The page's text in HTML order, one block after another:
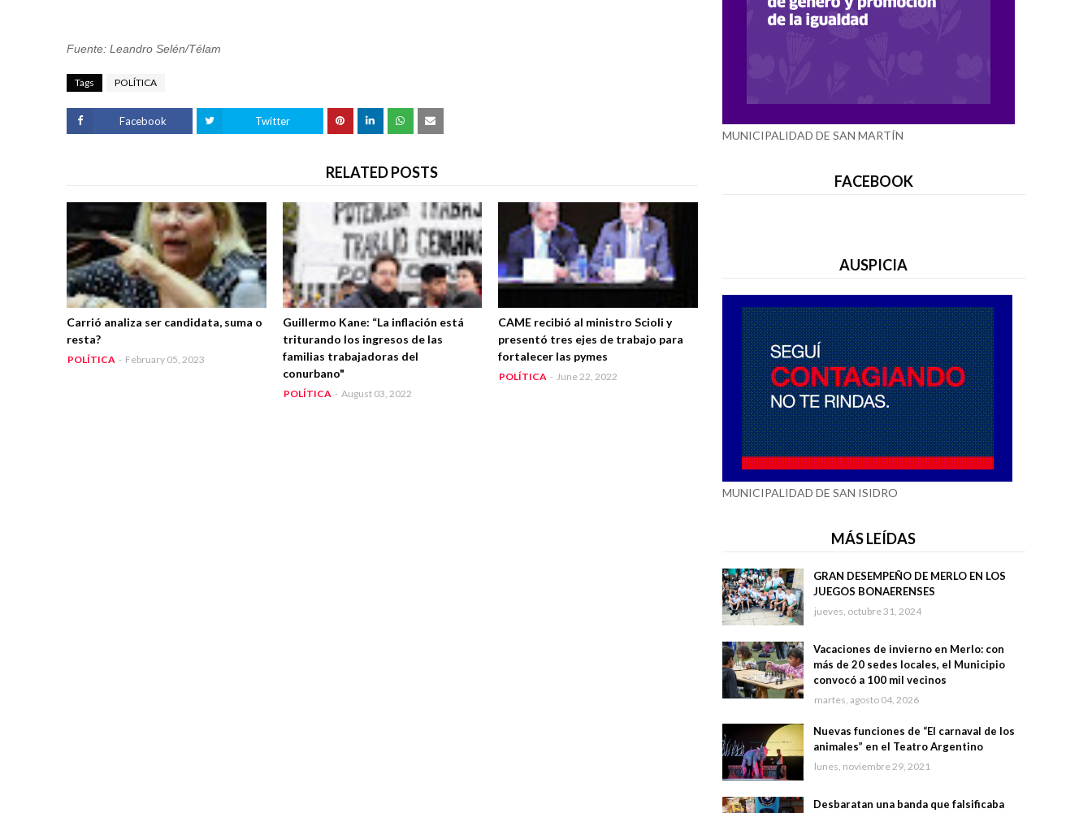
Fuente: Leandro Selén/Télam
Tags POLÍTICA
Facebook Twitter
RELATED POSTS
Carrió analiza ser candidata, suma o
resta?
POLÍTICA - February 05, 2023
Guillermo Kane: “La inflación está
triturando los ingresos de las
familias trabajadoras del
conurbano"
POLÍTICA - August 03, 2022
CAME recibió al ministro Scioli y
presentó tres ejes de trabajo para
fortalecer las pymes
POLÍTICA - June 22, 2022
MUNICIPALIDAD DE SAN MARTÍN
FACEBOOK
AUSPICIA
MUNICIPALIDAD DE SAN ISIDRO
MÁS LEÍDAS
GRAN DESEMPEÑO DE MERLO EN LOS
JUEGOS BONAERENSES
jueves, octubre 31, 2024
Vacaciones de invierno en Merlo: con
más de 20 sedes locales, el Municipio
convocó a 100 mil vecinos
martes, agosto 04, 2026
Nuevas funciones de “El carnaval de los
animales” en el Teatro Argentino
lunes, noviembre 29, 2021
Desbaratan una banda que falsificaba